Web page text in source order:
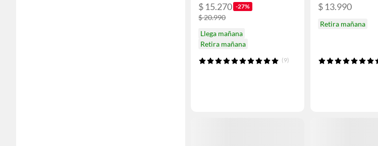
$ 15.270 -27%
$ 20.990
Llega mañana
Retira mañana
(9)
$ 13.990
Retira mañana